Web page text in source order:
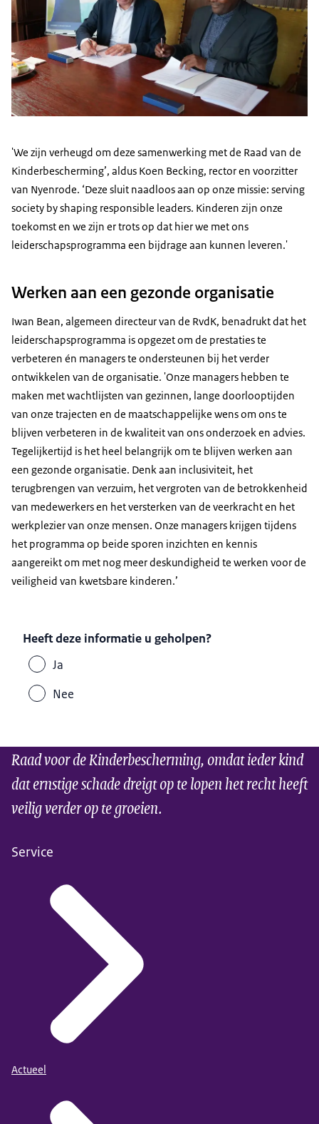
'We zijn verheugd om deze samenwerking met de Raad van de
Kinderbescherming’, aldus Koen Becking, rector en voorzitter
van Nyenrode. ‘Deze sluit naadloos aan op onze missie: serving
society by shaping responsible leaders. Kinderen zijn onze
toekomst en we zijn er trots op dat hier we met ons
leiderschapsprogramma een bijdrage aan kunnen leveren.'
Werken aan een gezonde organisatie
Iwan Bean, algemeen directeur van de RvdK, benadrukt dat het
leiderschapsprogramma is opgezet om de prestaties te
verbeteren én managers te ondersteunen bij het verder
ontwikkelen van de organisatie. 'Onze managers hebben te
maken met wachtlijsten van gezinnen, lange doorlooptijden
van onze trajecten en de maatschappelijke wens om ons te
blijven verbeteren in de kwaliteit van ons onderzoek en advies.
Tegelijkertijd is het heel belangrijk om te blijven werken aan
een gezonde organisatie. Denk aan inclusiviteit, het
terugbrengen van verzuim, het vergroten van de betrokkenheid
van medewerkers en het versterken van de veerkracht en het
werkplezier van onze mensen. Onze managers krijgen tijdens
het programma op beide sporen inzichten en kennis
aangereikt om met nog meer deskundigheid te werken voor de
veiligheid van kwetsbare kinderen.’
Heeft deze informatie u geholpen?
Ja
Nee
Raad voor de Kinderbescherming, omdat ieder kind
dat ernstige schade dreigt op te lopen het recht heeft
veilig verder op te groeien.
Service
Actueel